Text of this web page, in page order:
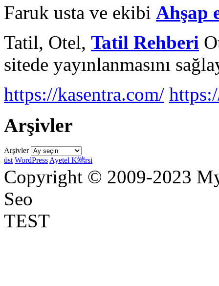
Faruk usta ve ekibi Ahşap
Tatil, Otel, Tatil Rehberi
sitede yayınlanmasını
https://kasentra.com/
Arşivler
Arşivler
üst WordPress Ayetel K端rsi
Copyright © 2009-2023
Seo
TEST